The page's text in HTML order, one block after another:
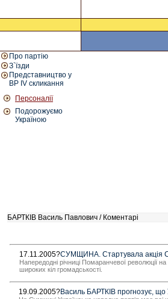
Про партію
З`їзди
Представництво у
ВР IV скликання
Персоналії
Подорожуємо
Україною
БАРТКІВ Василь Павлович / Коментарі
17.11.2005?СУМЩИНА. Стартувала акція
Напередодні річниці Помаранчевої революції
широких кіл громадськості.
19.09.2005?Василь БАРТКІВ прогнозує,